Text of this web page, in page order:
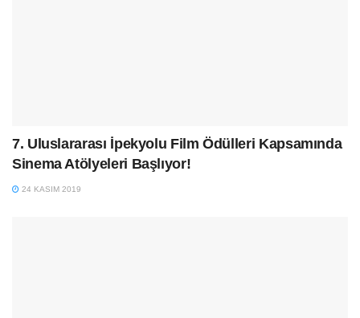
7. Uluslararası İpekyolu Film Ödülleri Kapsamında
Sinema Atölyeleri Başlıyor!
24 KASIM 2019